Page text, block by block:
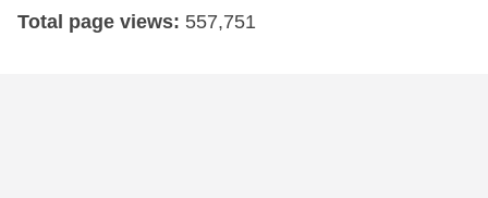
Total page views: 557,751